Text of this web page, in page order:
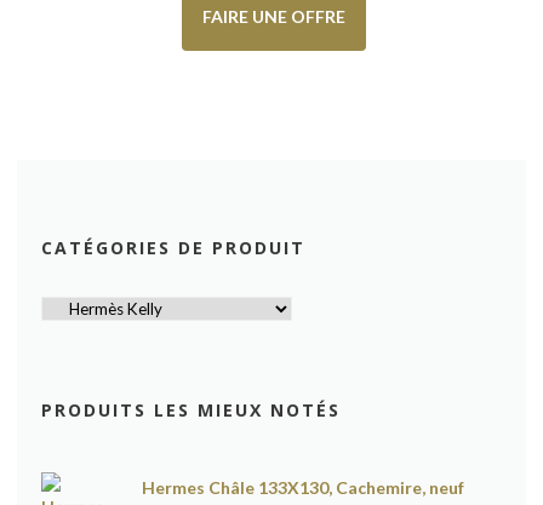
FAIRE UNE OFFRE
CATÉGORIES DE PRODUIT
PRODUITS LES MIEUX NOTÉS
Hermes Châle 133X130, Cachemire, neuf